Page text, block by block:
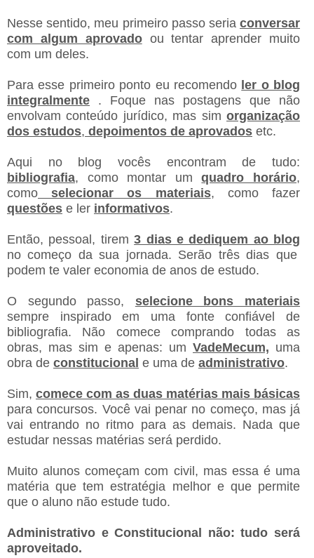
Nesse sentido, meu primeiro passo seria conversar
com algum aprovadoou tentar aprender muito
com um deles.
Para esse primeiro ponto eu recomendo ler o blog
integralmente . Foque nas postagens que não
envolvam conteúdo jurídico, mas sim organização
dos estudos, depoimentos de aprovados etc.
Aqui no blog vocês encontram de tudo:
bibliografia, como montar umquadro horário,
como selecionar os materiais, como fazer
questões e ler informativos.
Então, pessoal, tirem3 dias e dediquem ao blog
no começo da sua jornada. Serão três dias que
podem te valer economia de anos de estudo.
O segundo passo, selecione bons materiais
sempre inspirado em uma fonte confiável de
bibliografia. Não comece comprando todas as
obras, mas sim e apenas: um VadeMecum, uma
obra de constitucional e uma de administrativo.
Sim, comece com as duas matérias mais básicas
para concursos. Você vai penar no começo, mas já
vai entrando no ritmo para as demais. Nada que
estudar nessas matérias será perdido.
Muito alunos começam com civil, mas essa é uma
matéria que tem estratégia melhor e que permite
que o aluno não estude tudo.
Administrativo e Constitucional não: tudo será
aproveitado.